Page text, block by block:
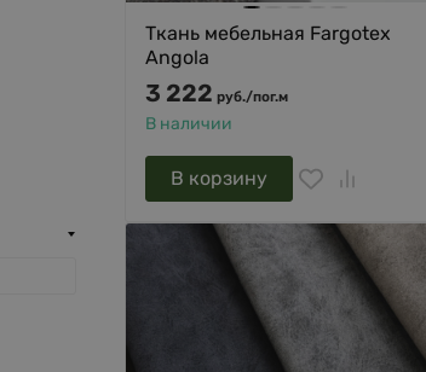
Ткань мебельная Fargotex
Angola
3 222 руб./пог.м
В наличии
В корзину